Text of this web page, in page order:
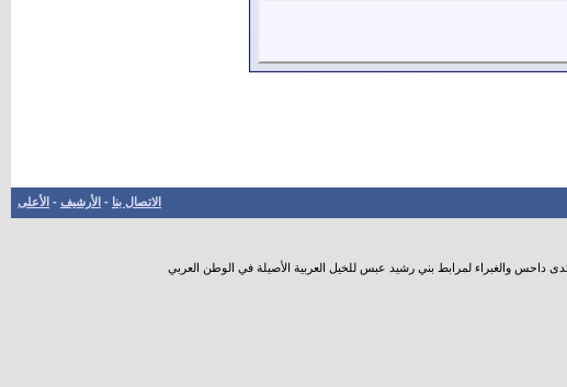
الاتصال بنا - الأرشيف - الأعلى
داحس والغبراء لمرابط بني رشيد عبس للخيل العربية الأصيلة في الوطن العربي